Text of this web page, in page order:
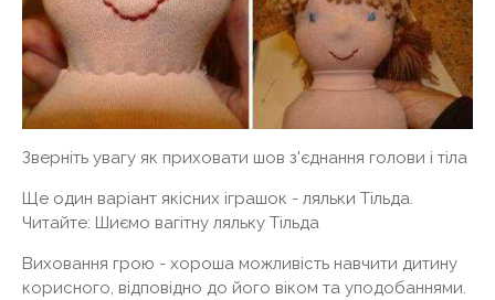
Зверніть увагу як приховати шов з'єднання голови і тіла
Ще один варіант якісних іграшок - ляльки Тільда.
Читайте: Шиємо вагітну ляльку Тільда
Виховання грою - хороша можливість навчити дитину
корисного, відповідно до його віком та уподобаннями.